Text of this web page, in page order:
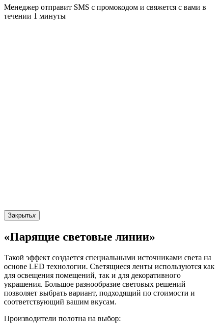
Менеджер отправит SMS с промокодом и свяжется с вами в
течении 1 минуты
Закрытьx
«Парящие световые линии»
Такой эффект создается специальными источниками света на
основе LED технологии. Светящиеся ленты используются как
для освещения помещений, так и для декоративного
украшения. Большое разнообразие световых решений
позволяет выбрать вариант, подходящий по стоимости и
соответствующий вашим вкусам.
Производители полотна на выбор: